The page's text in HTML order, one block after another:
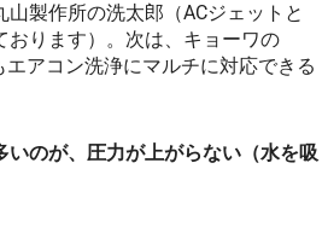
山製作所の洗太郎（ACジェットと
おります）。次は、キョーワの
エアコン洗浄にマルチに対応できる
いのが、圧力が上がらない（水を吸